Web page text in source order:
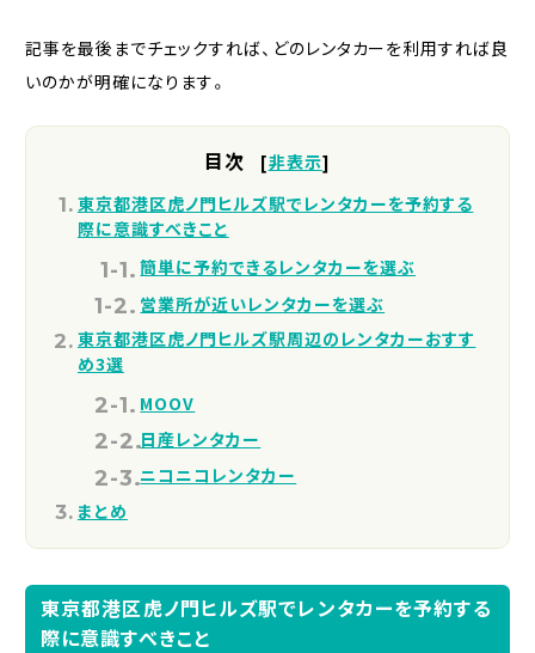
記事を最後までチェックすれば、どのレンタカーを利用すれば良
いのかが明確になります。
目次 [非表示]
東京都港区虎ノ門ヒルズ駅でレンタカーを予約する
際に意識すべきこと
簡単に予約できるレンタカーを選ぶ
営業所が近いレンタカーを選ぶ
東京都港区虎ノ門ヒルズ駅周辺のレンタカーおすす
め3選
MOOV
日産レンタカー
ニコニコレンタカー
まとめ
東京都港区虎ノ門ヒルズ駅でレンタカーを予約する
際に意識すべきこと